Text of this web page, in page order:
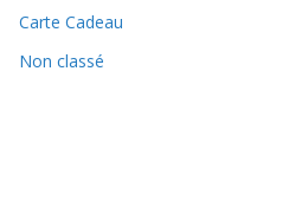
Carte Cadeau
Non classé